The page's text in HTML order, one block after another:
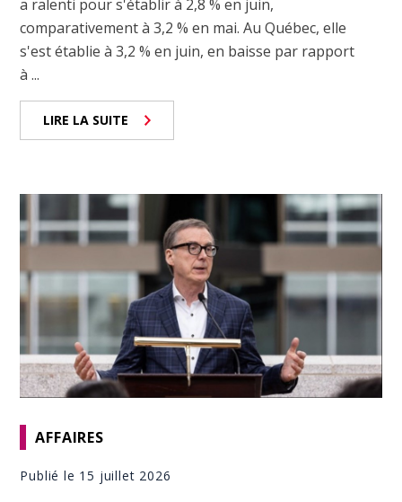
a ralenti pour s'établir à 2,8 % en juin,
comparativement à 3,2 % en mai. Au Québec, elle
s'est établie à 3,2 % en juin, en baisse par rapport
à ...
LIRE LA SUITE
AFFAIRES
Publié le 15 juillet 2026